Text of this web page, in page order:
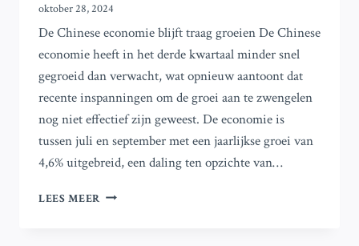
oktober 28, 2024
De Chinese economie blijft traag groeien De Chinese
economie heeft in het derde kwartaal minder snel
gegroeid dan verwacht, wat opnieuw aantoont dat
recente inspanningen om de groei aan te zwengelen
nog niet effectief zijn geweest. De economie is
tussen juli en september met een jaarlijkse groei van
4,6% uitgebreid, een daling ten opzichte van…
LEES MEER CHINA: